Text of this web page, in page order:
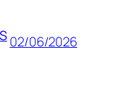
02/06/2026